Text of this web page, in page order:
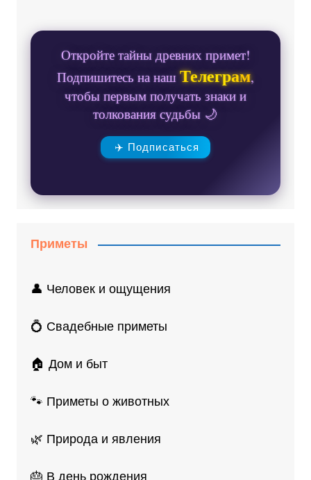
Откройте тайны древних примет!
Подпишитесь на нашТелеграм,
чтобы первым получать знаки и
толкования судьбы 🌙
✈️ Подписаться
Приметы
👤 Человек и ощущения
💍 Свадебные приметы
🏠 Дом и быт
🐾 Приметы о животных
🌿 Природа и явления
🎂 В день рождения